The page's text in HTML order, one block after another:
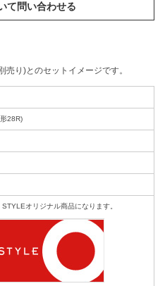
て問い合わせる
り)とのセットイメージです。
28R)
オリジナル商品になります。